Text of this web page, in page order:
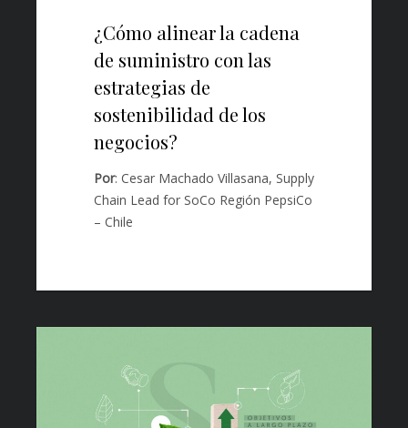
¿Cómo alinear la cadena
de suministro con las
estrategias de
sostenibilidad de los
negocios?
Por: Cesar Machado Villasana, Supply
Chain Lead for SoCo Región PepsiCo
– Chile